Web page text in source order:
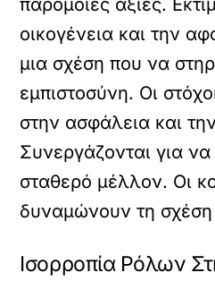
παρόμοιες αξίες.
οικογένεια και την
μια σχέση που να
εμπιστοσύνη. Οι
στην ασφάλεια και
Συνεργάζονται για
σταθερό μέλλον. Οι
δυναμώνουν τη σχέση
Ισορροπία Ρόλων